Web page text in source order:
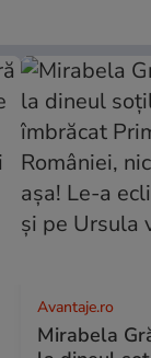
Avantaje.ro
Mirabela